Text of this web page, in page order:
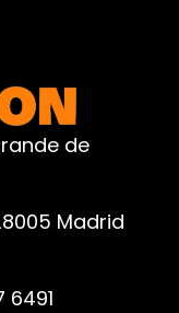
de
Madrid
6491